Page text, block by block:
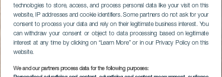
technologies to store, access, and process personal data like your visit on this
website, IP addresses and cookie identifiers. Some partners do not ask for your
consent to process your data and rely on their legitimate business interest. You
can withdraw your consent or object to data processing based on legitimate
interest at any time by clicking on “Learn More” or in our Privacy Policy on this
website.
We and our partners process data for the following purposes: